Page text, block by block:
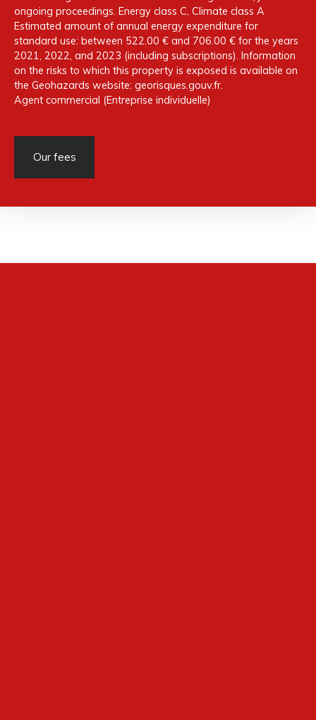
ongoing proceedings. Energy class C, Climate class A
Estimated amount of annual energy expenditure for
standard use: between 522.00 € and 706.00 € for the years
2021, 2022, and 2023 (including subscriptions). Information
on the risks to which this property is exposed is available on
the Geohazards website: georisques.gouv.fr.
Agent commercial (Entreprise individuelle)
Our fees